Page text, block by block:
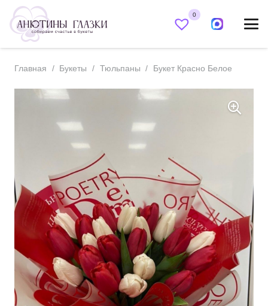
0
Главная / Букеты / Тюльпаны / Букет Красно Белое